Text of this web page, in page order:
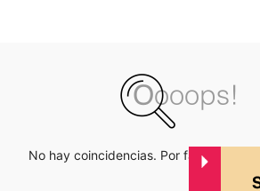
No hay coincidencias. Por favor